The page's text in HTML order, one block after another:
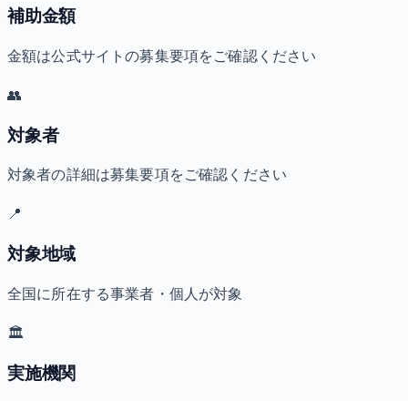
補助金額
金額は公式サイトの募集要項をご確認ください
👥
対象者
対象者の詳細は募集要項をご確認ください
📍
対象地域
全国に所在する事業者・個人が対象
🏛️
実施機関